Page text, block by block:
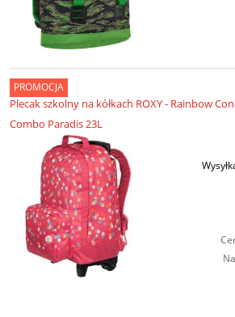
Plecak szkolny na kółkach ROXY - Rainbow
Combo Paradis 23L
PROMOCJA